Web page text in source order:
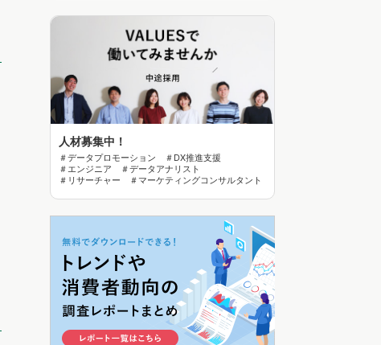
人材募集中！
＃データプロモーション ＃DX推進支援
＃エンジニア ＃データアナリスト
＃リサーチャー ＃マーケティングコンサルタント